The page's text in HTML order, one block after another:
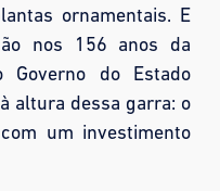
ornamentais. E
nos 156 anos da
Governo do Estado
altura dessa garra: o
um investimento